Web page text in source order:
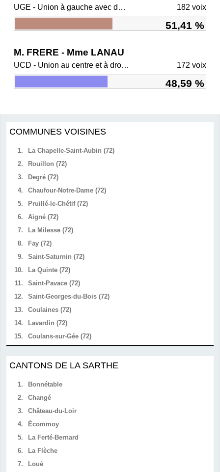
UGE - Union à gauche avec des écologistes 182 voix
51,41 %
M. FRERE - Mme LANAU
UCD - Union au centre et à droite 172 voix
48,59 %
COMMUNES VOISINES
1.
La Chapelle-Saint-Aubin (72)
2.
Rouillon (72)
3.
Degré (72)
4.
Chaufour-Notre-Dame (72)
5.
Pruillé-le-Chétif (72)
6.
Aigné (72)
7.
La Milesse (72)
8.
Fay (72)
9.
Saint-Saturnin (72)
10.
La Quinte (72)
11.
Saint-Pavace (72)
12.
Saint-Georges-du-Bois (72)
13.
Coulaines (72)
14.
Lavardin (72)
15.
Coulans-sur-Gée (72)
CANTONS DE LA SARTHE
1.
Bonnétable
2.
Changé
3.
Château-du-Loir
4.
Écommoy
5.
La Ferté-Bernard
6.
La Flèche
7.
Loué